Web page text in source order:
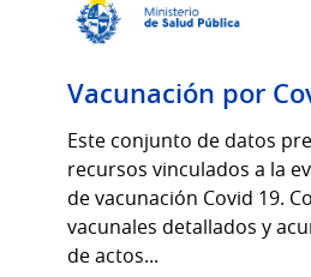
Vacunación por
Este conjunto de datos
recursos vinculados a la
de vacunación Covid 19.
vacunales detallados y
de actos...